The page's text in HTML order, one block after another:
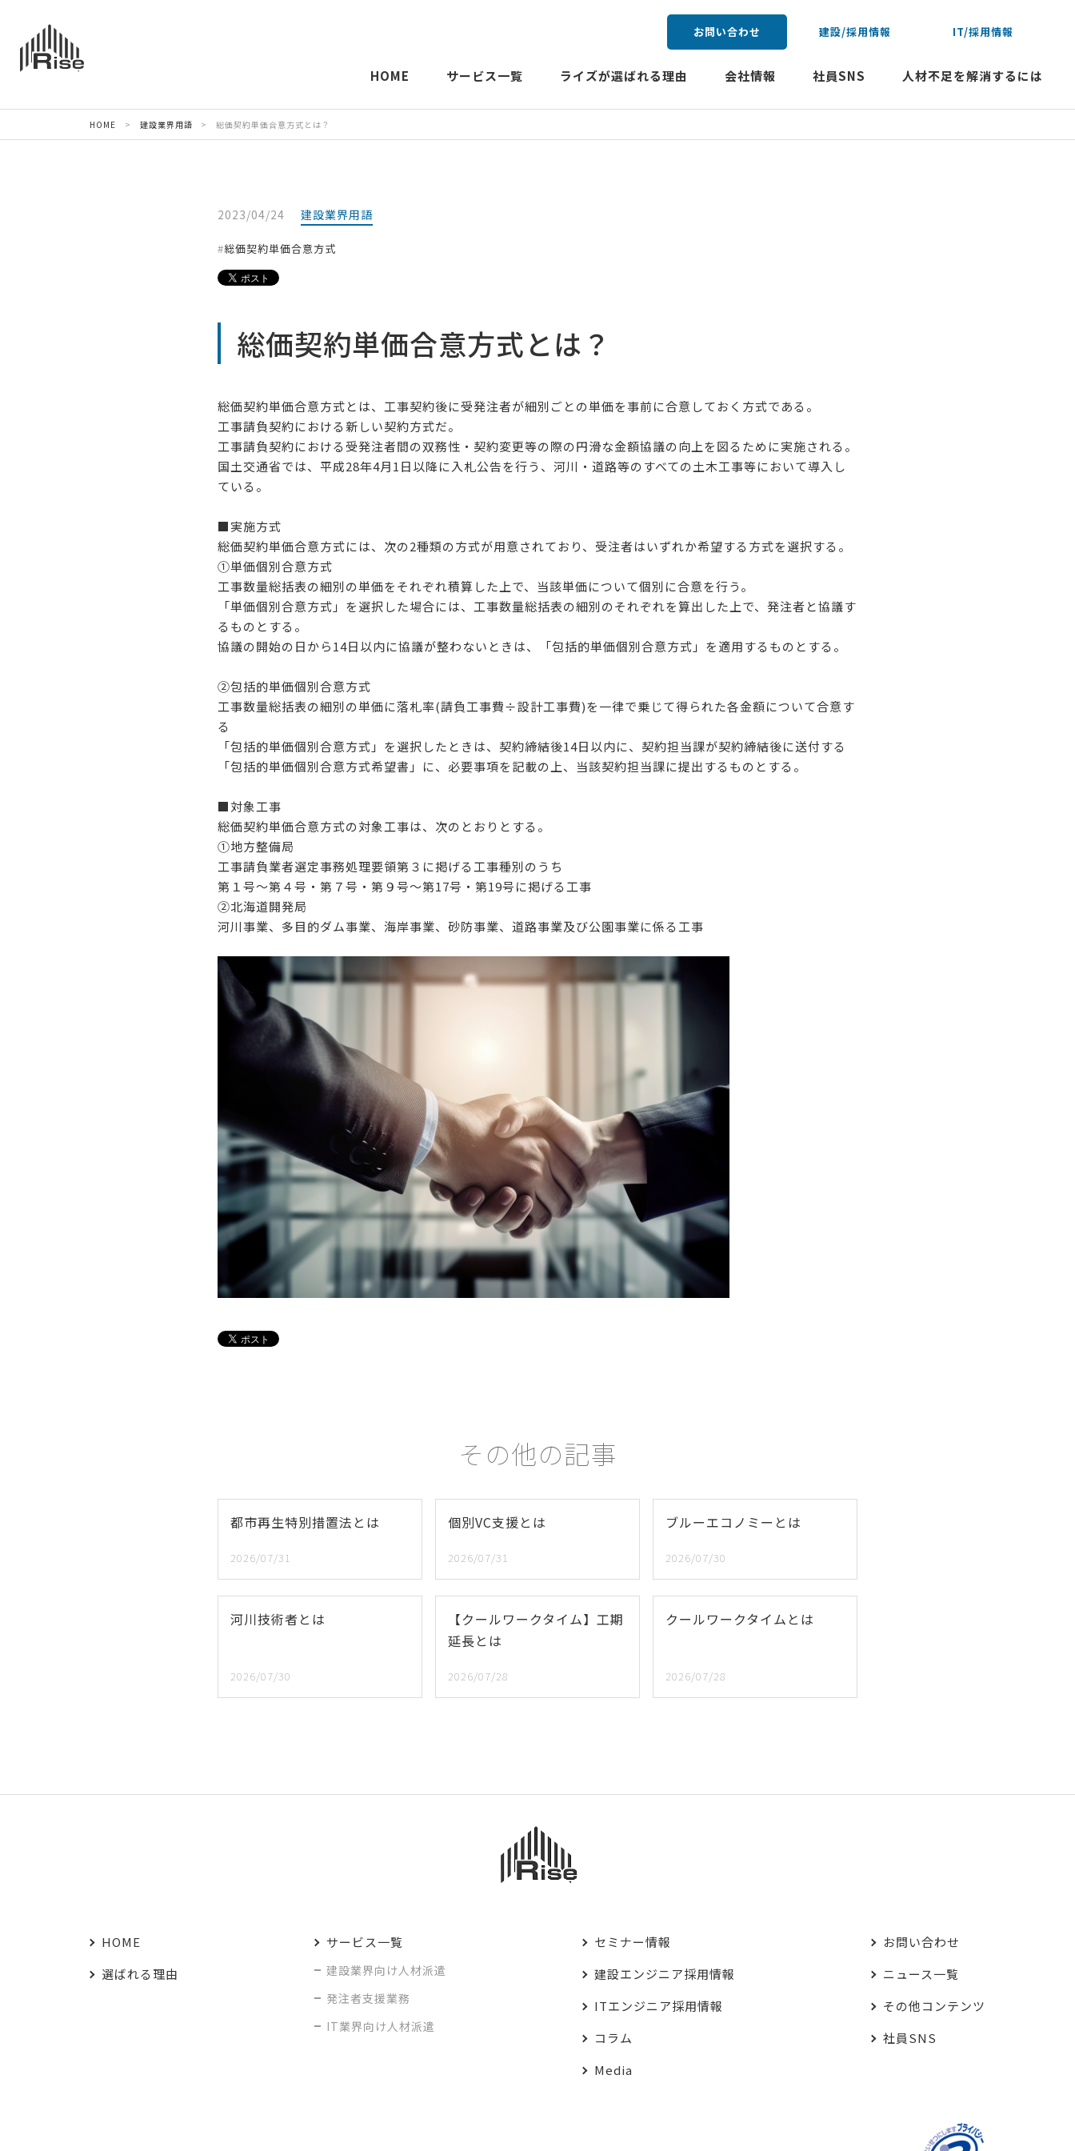
お問い合わせ 建設/採用情報 IT/採用情報
HOME サービス一覧 ライズが選ばれる理由 会社情報 社員SNS 人材不足を解消するには
HOME > 建設業界用語 > 総価契約単価合意方式とは？
2023/04/24 建設業界用語
総価契約単価合意方式
総価契約単価合意方式とは？
総価契約単価合意方式とは、工事契約後に受発注者が細別ごとの単価を事前に合意しておく方式である。
工事請負契約における新しい契約方式だ。
工事請負契約における受発注者間の双務性・契約変更等の際の円滑な金額協議の向上を図るために実施される。
国土交通省では、平成28年4月1日以降に入札公告を行う、河川・道路等のすべての土木工事等において導入し
ている。
■実施方式
総価契約単価合意方式には、次の2種類の方式が用意されており、受注者はいずれか希望する方式を選択する。
①単価個別合意方式
工事数量総括表の細別の単価をそれぞれ積算した上で、当該単価について個別に合意を行う。
「単価個別合意方式」を選択した場合には、工事数量総括表の細別のそれぞれを算出した上で、発注者と協議す
るものとする。
協議の開始の日から14日以内に協議が整わないときは、「包括的単価個別合意方式」を適用するものとする。
②包括的単価個別合意方式
工事数量総括表の細別の単価に落札率(請負工事費÷設計工事費)を一律で乗じて得られた各金額について合意す
る
「包括的単価個別合意方式」を選択したときは、契約締結後14日以内に、契約担当課が契約締結後に送付する
「包括的単価個別合意方式希望書」に、必要事項を記載の上、当該契約担当課に提出するものとする。
■対象工事
総価契約単価合意方式の対象工事は、次のとおりとする。
①地方整備局
工事請負業者選定事務処理要領第３に掲げる工事種別のうち
第１号～第４号・第７号・第９号～第17号・第19号に掲げる工事
②北海道開発局
河川事業、多目的ダム事業、海岸事業、砂防事業、道路事業及び公園事業に係る工事
その他の記事
都市再生特別措置法とは
2026/07/31
個別VC支援とは
2026/07/31
ブルーエコノミーとは
2026/07/30
河川技術者とは
2026/07/30
【クールワークタイム】工期
延長とは
2026/07/28
クールワークタイムとは
2026/07/28
HOME
選ばれる理由
サービス一覧
建設業界向け人材派遣
発注者支援業務
IT業界向け人材派遣
セミナー情報
建設エンジニア採用情報
ITエンジニア採用情報
コラム
Media
お問い合わせ
ニュース一覧
その他コンテンツ
社員SNS